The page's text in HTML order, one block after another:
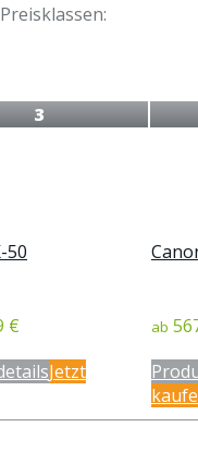
3
50
€ ab
Jetzt